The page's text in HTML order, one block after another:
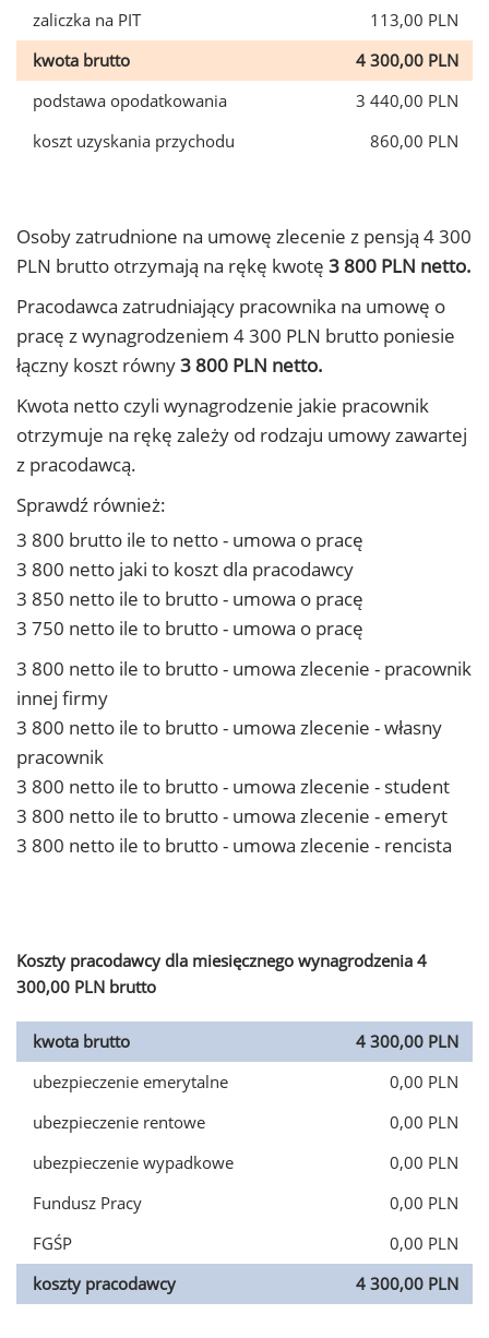
zaliczka na PIT
113,00 PLN
kwota brutto
4 300,00 PLN
podstawa opodatkowania
3 440,00 PLN
koszt uzyskania przychodu
860,00 PLN
Osoby zatrudnione na umowę zlecenie z pensją 4 300
PLN brutto otrzymają na rękę kwotę 3 800 PLN netto.
Pracodawca zatrudniający pracownika na umowę o
pracę z wynagrodzeniem 4 300 PLN brutto poniesie
łączny koszt równy3 800 PLN netto.
Kwota netto czyli wynagrodzenie jakie pracownik
otrzymuje na rękę zależy od rodzaju umowy zawartej
z pracodawcą.
Sprawdź również:
3 800 brutto ile to netto - umowa o pracę
3 800 netto jaki to koszt dla pracodawcy
3 850 netto ile to brutto - umowa o pracę
3 750 netto ile to brutto - umowa o pracę
3 800 netto ile to brutto - umowa zlecenie - pracownik
innej firmy
3 800 netto ile to brutto - umowa zlecenie - własny
pracownik
3 800 netto ile to brutto - umowa zlecenie - student
3 800 netto ile to brutto - umowa zlecenie - emeryt
3 800 netto ile to brutto - umowa zlecenie - rencista
Koszty pracodawcy dla miesięcznego wynagrodzenia 4
300,00 PLN brutto
kwota brutto
4 300,00 PLN
ubezpieczenie emerytalne
0,00 PLN
ubezpieczenie rentowe
0,00 PLN
ubezpieczenie wypadkowe
0,00 PLN
Fundusz Pracy
0,00 PLN
FGŚP
0,00 PLN
koszty pracodawcy
4 300,00 PLN